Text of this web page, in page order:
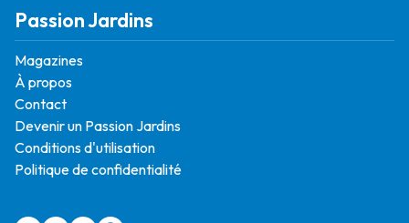
Passion Jardins
Magazines
À propos
Contact
Devenir un Passion Jardins
Conditions d'utilisation
Politique de confidentialité